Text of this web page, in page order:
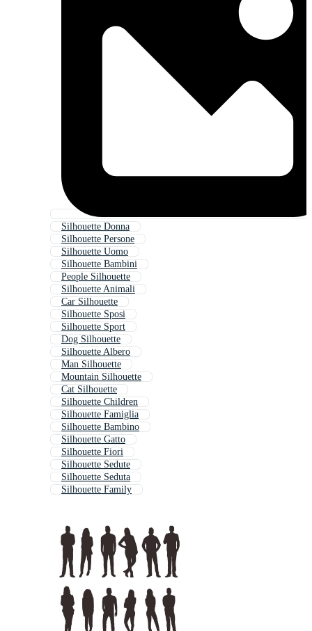
Silhouette Donna
Silhouette Persone
Silhouette Uomo
Silhouette Bambini
People Silhouette
Silhouette Animali
Car Silhouette
Silhouette Sposi
Silhouette Sport
Dog Silhouette
Silhouette Albero
Man Silhouette
Mountain Silhouette
Cat Silhouette
Silhouette Children
Silhouette Famiglia
Silhouette Bambino
Silhouette Gatto
Silhouette Fiori
Silhouette Sedute
Silhouette Seduta
Silhouette Family